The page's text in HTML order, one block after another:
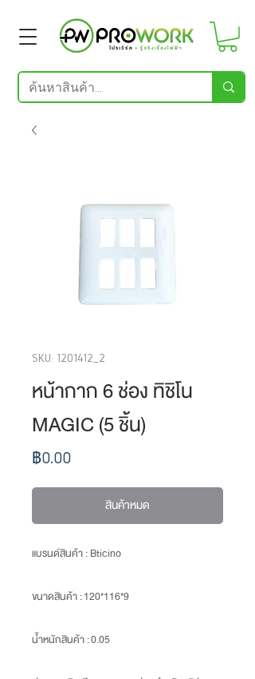
SKU: 1201412_2
หน้ากาก 6 ช่อง ทิชิโน
MAGIC (5 ชิ้น)
฿0.00ราคา
สินค้าหมด
แบรนด์สินค้า : Bticino
ขนาดสินค้า: 120*116*9
น้ำหนักสินค้า: 0.05